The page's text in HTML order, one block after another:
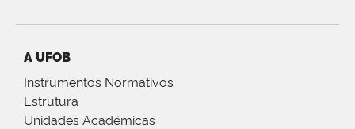
A UFOB
Instrumentos Normativos
Estrutura
Unidades Acadêmicas